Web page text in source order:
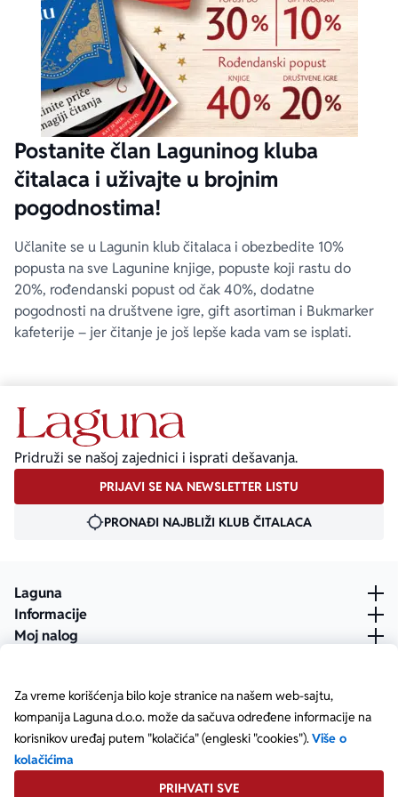
Za vreme korišćenja bilo koje stranice na našem web-sajtu,
kompanija Laguna d.o.o. može da sačuva određene informacije na
korisnikov uređaj putem "kolačića" (engleski "cookies").Više o
kolačićima
PRIHVATI SVE
Postanite član Laguninog kluba
čitalaca i uživajte u brojnim
pogodnostima!
Učlanite se u Lagunin klub čitalaca i obezbedite 10%
popusta na sve Lagunine knjige, popuste koji rastu do
20%, rođendanski popust od čak 40%, dodatne
pogodnosti na društvene igre, gift asortiman i Bukmarker
kafeterije – jer čitanje je još lepše kada vam se isplati.
Pridruži se našoj zajednici i isprati dešavanja.
PRIJAVI SE NA NEWSLETTER LISTU
PRONAĐI NAJBLIŽI KLUB ČITALACA
Laguna
Informacije
Moj nalog